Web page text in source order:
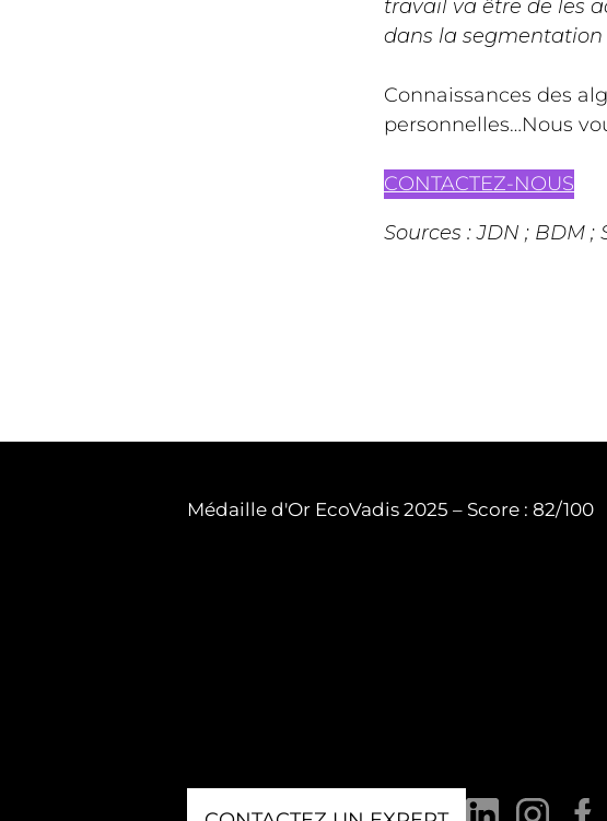
travail va être de les
dans la segmentation
Connaissances des
personnelles…Nous
CONTACTEZ-NOUS
Sources : JDN ; BDM
Médaille d'Or EcoVadis 2025 – Score : 82/100